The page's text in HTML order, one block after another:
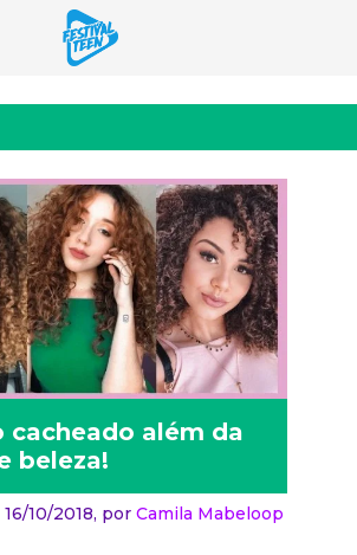
cacheado além da
beleza!
10/2018, por Camila Mabeloop